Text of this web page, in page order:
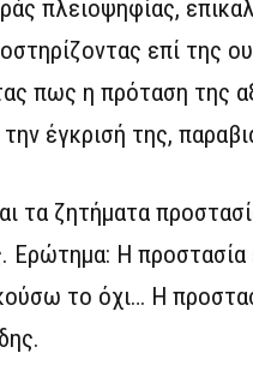
πλειοψηφίας,
επί της
πως η πρόταση της
την έγκρισή της,
τα ζητήματα
Ερώτημα: Η
το όχι… Η